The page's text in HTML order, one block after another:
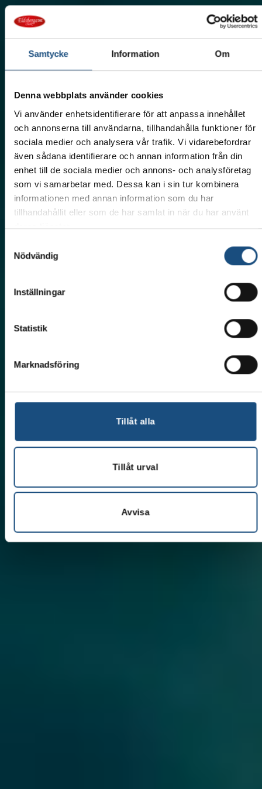
Samtycke Information Om
Denna webbplats använder cookies
Vi använder enhetsidentifierare för att anpassa innehållet
och annonserna till användarna, tillhandahålla funktioner för
sociala medier och analysera vår trafik. Vi vidarebefordrar
även sådana identifierare och annan information från din
enhet till de sociala medier och annons- och analysföretag
som vi samarbetar med. Dessa kan i sin tur kombinera
informationen med annan information som du har
tillhandahållit eller som de har samlat in när du har använt
deras tjänster.
Nödvändig
Inställningar
Statistik
Marknadsföring
Tillåt alla
Tillåt urval
Avvisa
Smakrika delikatesser
ELDSBERGA CHARK
Handgjorda lufttorkade och rökta köttprodukter,
fyllda med kärlek och passion, inspirerade av de rika
smakerna från den traditionella Balkanköket.
Handla nu